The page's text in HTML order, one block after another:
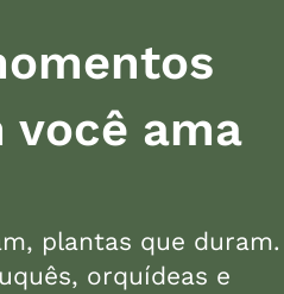
você ama
plantas que duram.
orquídeas e